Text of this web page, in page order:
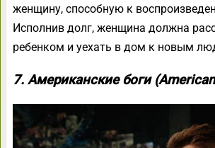
женщину, способную к
Исполнив долг, женщина должна
ребенком и уехать в дом к новым
7. Американские боги